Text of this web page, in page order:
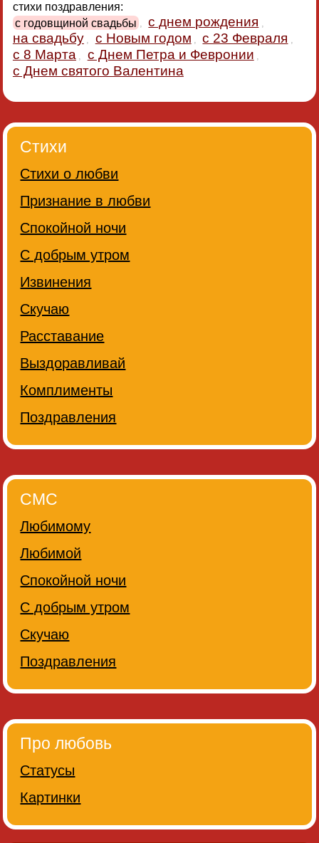
стихи поздравления:
с годовщиной свадьбы , с днем рождения ,
на свадьбу , с Новым годом , с 23 Февраля ,
с 8 Марта , с Днем Петра и Февронии ,
с Днем святого Валентина
Стихи
Стихи о любви
Признание в любви
Спокойной ночи
С добрым утром
Извинения
Скучаю
Расставание
Выздоравливай
Комплименты
Поздравления
СМС
Любимому
Любимой
Спокойной ночи
С добрым утром
Скучаю
Поздравления
Про любовь
Статусы
Картинки